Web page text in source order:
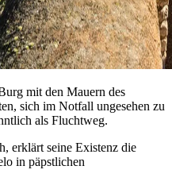
mit den Mauern des
sich im Notfall ungesehen zu
als Fluchtweg.
erklärt seine Existenz die
in päpstlichen